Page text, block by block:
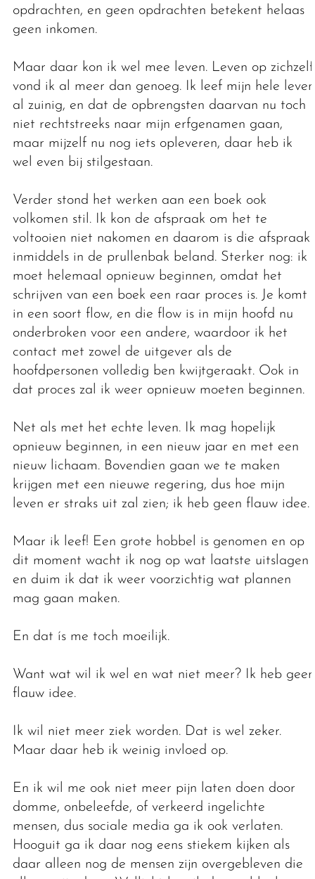
opdrachten, en geen opdrachten betekent helaas
geen inkomen.
Maar daar kon ik wel mee leven. Leven op zichzelf
vond ik al meer dan genoeg. Ik leef mijn hele leven
al zuinig, en dat de opbrengsten daarvan nu toch
niet rechtstreeks naar mijn erfgenamen gaan,
maar mijzelf nu nog iets opleveren, daar heb ik
wel even bij stilgestaan.
Verder stond het werken aan een boek ook
volkomen stil. Ik kon de afspraak om het te
voltooien niet nakomen en daarom is die afspraak
inmiddels in de prullenbak beland. Sterker nog: ik
moet helemaal opnieuw beginnen, omdat het
schrijven van een boek een raar proces is. Je komt
in een soort flow, en die flow is in mijn hoofd nu
onderbroken voor een andere, waardoor ik het
contact met zowel de uitgever als de
hoofdpersonen volledig ben kwijtgeraakt. Ook in
dat proces zal ik weer opnieuw moeten beginnen.
Net als met het echte leven. Ik mag hopelijk
opnieuw beginnen, in een nieuw jaar en met een
nieuw lichaam. Bovendien gaan we te maken
krijgen met een nieuwe regering, dus hoe mijn
leven er straks uit zal zien; ik heb geen flauw idee.
Maar ik leef! Een grote hobbel is genomen en op
dit moment wacht ik nog op wat laatste uitslagen
en duim ik dat ik weer voorzichtig wat plannen
mag gaan maken.
En dat ís me toch moeilijk.
Want wat wil ik wel en wat niet meer? Ik heb geen
flauw idee.
Ik wil niet meer ziek worden. Dat is wel zeker.
Maar daar heb ik weinig invloed op.
En ik wil me ook niet meer pijn laten doen door
domme, onbeleefde, of verkeerd ingelichte
mensen, dus sociale media ga ik ook verlaten.
Hooguit ga ik daar nog eens stiekem kijken als
daar alleen nog de mensen zijn overgebleven die